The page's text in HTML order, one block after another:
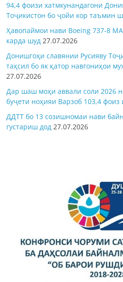
94,4 фоизи хатмкунандагони
Тоҷикистон бо ҷойи кор таъмин
Ҳавопаймои нави Boeing 737-8
карда шуд 27.07.2026
Донишгоҳи славянии Русияву
таҳсил бо як қатор навгониҳои
27.07.2026
Дар шаш моҳи аввали соли 2026
буҷети ноҳияи Варзоб 103,4
ДДТТ бо 13 созишномаи нави
густариш дод 27.07.2026